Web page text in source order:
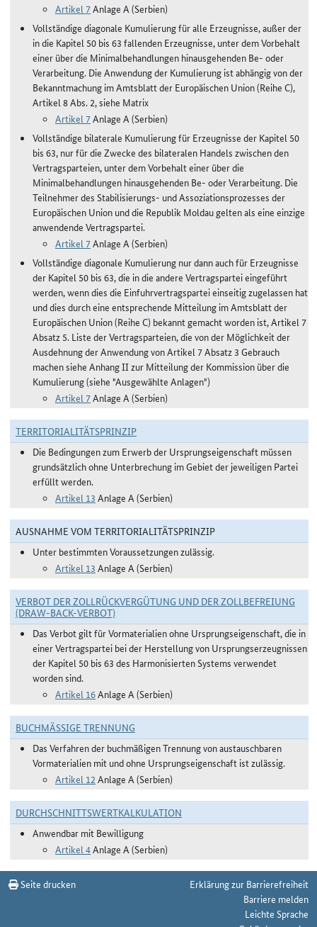
Artikel 7Anlage A (Serbien)
Vollständige diagonale Kumulierung für alle Erzeugnisse, außer der
in die Kapitel 50 bis 63 fallenden Erzeugnisse, unter dem Vorbehalt
einer über die Minimalbehandlungen hinausgehenden Be- oder
Verarbeitung. Die Anwendung der Kumulierung ist abhängig von der
Bekanntmachung im Amtsblatt der Europäischen Union (Reihe C),
Artikel 8 Abs. 2, siehe Matrix
Artikel 7Anlage A (Serbien)
Vollständige bilaterale Kumulierung für Erzeugnisse der Kapitel 50
bis 63, nur für die Zwecke des bilateralen Handels zwischen den
Vertragsparteien, unter dem Vorbehalt einer über die
Minimalbehandlungen hinausgehenden Be- oder Verarbeitung. Die
Teilnehmer des Stabilisierungs- und Assoziationsprozesses der
Europäischen Union und die Republik Moldau gelten als eine einzige
anwendende Vertragspartei.
Artikel 7Anlage A (Serbien)
Vollständige diagonale Kumulierung nur dann auch für Erzeugnisse
der Kapitel 50 bis 63, die in die andere Vertragspartei eingeführt
werden, wenn dies die Einfuhrvertragspartei einseitig zugelassen hat
und dies durch eine entsprechende Mitteilung im Amtsblatt der
Europäischen Union (Reihe C) bekannt gemacht worden ist, Artikel 7
Absatz 5. Liste der Vertragsparteien, die von der Möglichkeit der
Ausdehnung der Anwendung von Artikel 7 Absatz 3 Gebrauch
machen siehe Anhang II zur Mitteilung der Kommission über die
Kumulierung (siehe "Ausgewählte Anlagen")
Artikel 7Anlage A (Serbien)
TERRITORIALITÄTSPRINZIP
Die Bedingungen zum Erwerb der Ursprungseigenschaft müssen
grundsätzlich ohne Unterbrechung im Gebiet der jeweiligen Partei
erfüllt werden.
Artikel 13 Anlage A (Serbien)
AUSNAHME VOM TERRITORIALITÄTSPRINZIP
Unter bestimmten Voraussetzungen zulässig.
Artikel 13 Anlage A (Serbien)
VERBOT DER ZOLLRÜCKVERGÜTUNG UND DER ZOLLBEFREIUNG
(DRAW-BACK-VERBOT)
Das Verbot gilt für Vormaterialien ohne Ursprungseigenschaft, die in
einer Vertragspartei bei der Herstellung von Ursprungserzeugnissen
der Kapitel 50 bis 63 des Harmonisierten Systems verwendet
worden sind.
Artikel 16Anlage A (Serbien)
BUCHMÄSSIGE TRENNUNG
Das Verfahren der buchmäßigen Trennung von austauschbaren
Vormaterialien mit und ohne Ursprungseigenschaft ist zulässig.
Artikel 12 Anlage A (Serbien)
DURCHSCHNITTSWERTKALKULATION
Anwendbar mit Bewilligung
Artikel 4Anlage A (Serbien)
Seite drucken
Erklärung zur Barrierefreiheit
Barriere melden
Leichte Sprache